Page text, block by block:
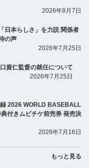
2026年8月7日
日本らしさ」を力説 関係者
の声
2026年7月25日
資仁監督の就任について
2026年7月25日
録 2026 WORLD BASEBALL
付きムビチケ前売券 発売決
2026年7月16日
もっと見る